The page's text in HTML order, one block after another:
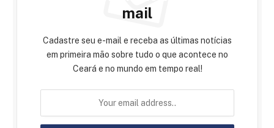
mail
Cadastre seu e-mail e receba as últimas notícias
em primeira mão sobre tudo o que acontece no
Ceará e no mundo em tempo real!